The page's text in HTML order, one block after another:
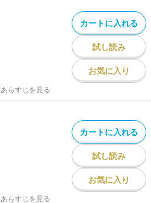
カートに入れる
試し読み
お気に入り
あらすじを見る
カートに入れる
試し読み
お気に入り
あらすじを見る